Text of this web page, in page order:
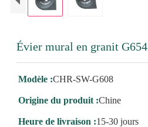
Évier mural en granit G654
Modèle :CHR-SW-G608
Origine du produit :Chine
Heure de livraison :15-30 jours